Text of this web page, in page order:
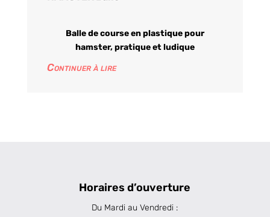
Balle de course en plastique pour
hamster, pratique et ludique
Continuer à lire
Horaires d’ouverture
Du Mardi au Vendredi :